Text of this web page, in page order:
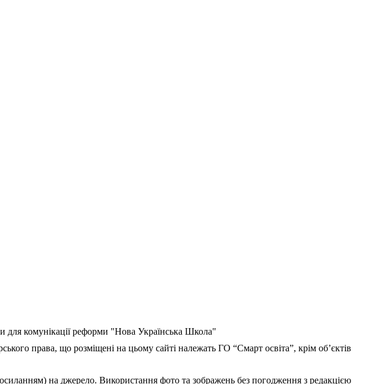
для комунікації реформи "Нова Українська Школа"
права, що розміщені на цьому сайті належать ГО “Смарт освіта”, крім об’єктів
на джерело. Використання фото та зображень без погодження з редакцією